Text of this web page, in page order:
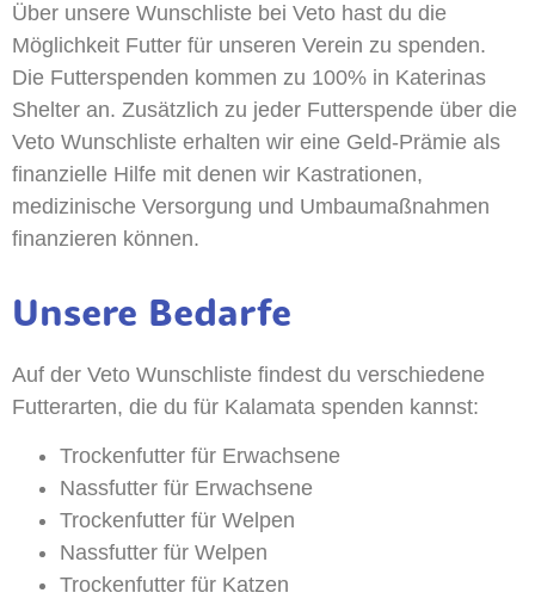
Über unsere Wunschliste bei Veto hast du die
Möglichkeit Futter für unseren Verein zu spenden.
Die Futterspenden kommen zu 100% in Katerinas
Shelter an. Zusätzlich zu jeder Futterspende über die
Veto Wunschliste erhalten wir eine Geld-Prämie als
finanzielle Hilfe mit denen wir Kastrationen,
medizinische Versorgung und Umbaumaßnahmen
finanzieren können.
Unsere Bedarfe
Auf der Veto Wunschliste findest du verschiedene
Futterarten, die du für Kalamata spenden kannst:
Trockenfutter für Erwachsene
Nassfutter für Erwachsene
Trockenfutter für Welpen
Nassfutter für Welpen
Trockenfutter für Katzen